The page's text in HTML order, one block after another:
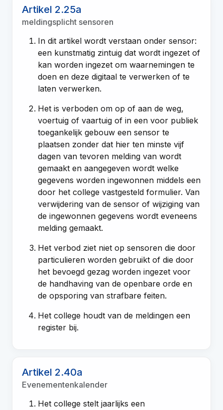
Artikel 2.25a
meldingsplicht sensoren
In dit artikel wordt verstaan onder sensor:
een kunstmatig zintuig dat wordt ingezet of
kan worden ingezet om waarnemingen te
doen en deze digitaal te verwerken of te
laten verwerken.
Het is verboden om op of aan de weg,
voertuig of vaartuig of in een voor publiek
toegankelijk gebouw een sensor te
plaatsen zonder dat hier ten minste vijf
dagen van tevoren melding van wordt
gemaakt en aangegeven wordt welke
gegevens worden ingewonnen middels een
door het college vastgesteld formulier. Van
verwijdering van de sensor of wijziging van
de ingewonnen gegevens wordt eveneens
melding gemaakt.
Het verbod ziet niet op sensoren die door
particulieren worden gebruikt of die door
het bevoegd gezag worden ingezet voor
de handhaving van de openbare orde en
de opsporing van strafbare feiten.
Het college houdt van de meldingen een
register bij.
Artikel 2.40a
Evenementenkalender
Het college stelt jaarlijks een